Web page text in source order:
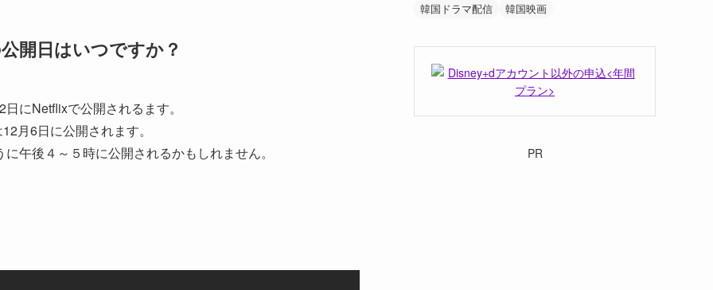
開日はいつですか？
にNetflixで公開されるます。
月6日に公開されます。
午後４～５時に公開されるかもしれません。
韓国ドラマ配信
韓国映画
PR